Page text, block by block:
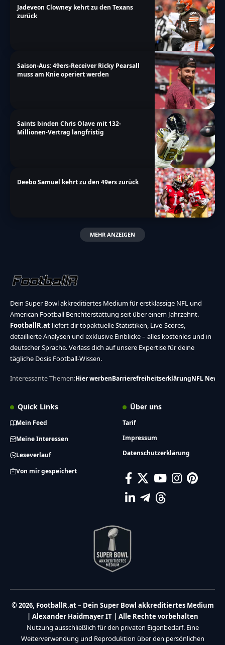
Jadeveon Clowney kehrt zu den Texans
zurück
Saison-Aus: 49ers-Receiver Ricky Pearsall
muss am Knie operiert werden
Saints binden Chris Olave mit 132-
Millionen-Vertrag langfristig
Deebo Samuel kehrt zu den 49ers zurück
MEHR ANZEIGEN
Dein Super Bowl akkreditiertes Medium für erstklassige NFL und
American Football Berichterstattung seit über einem Jahrzehnt.
FootballR.at liefert dir topaktuelle Statistiken, Live-Scores,
detaillierte Analysen und exklusive Einblicke – alles kostenlos und in
deutscher Sprache. Verlass dich auf unsere Expertise für deine
tägliche Dosis Football-Wissen.
Interessante Themen:Hier werbenBarrierefreiheitserklärungNFL News
Quick Links
Mein Feed
Meine Interessen
Leseverlauf
Von mir gespeichert
Über uns
Tarif
Impressum
Datenschutzerklärung
© 2026, FootballR.at – Dein Super Bowl akkreditiertes Medium
| Alexander Haidmayer IT | Alle Rechte vorbehalten
Nutzung ausschließlich für den privaten Eigenbedarf. Eine
Weiterverwendung und Reproduktion über den persönlichen